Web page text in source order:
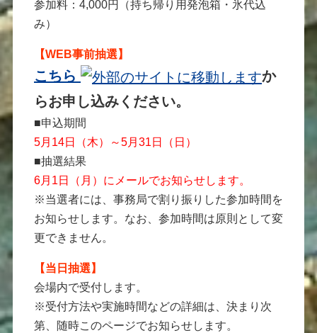
参加料：4,000円（持ち帰り用発泡箱・氷代込
み）
【WEB事前抽選】
こちら
か
らお申し込みください。
■申込期間
5月14日（木）～5月31日（日）
■抽選結果
6月1日（月）にメールでお知らせします。
※当選者には、事務局で割り振りした参加時間を
お知らせします。なお、参加時間は原則として変
更できません。
【当日抽選】
会場内で受付します。
※受付方法や実施時間などの詳細は、決まり次
第、随時このページでお知らせします。